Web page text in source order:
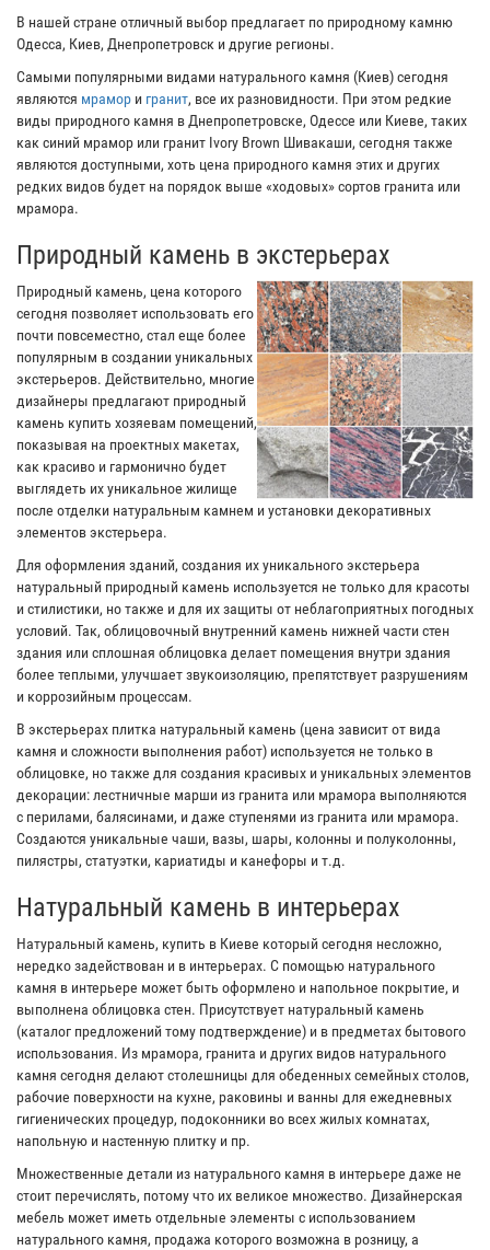
В нашей стране отличный выбор предлагает по природному камню
Одесса, Киев, Днепропетровск и другие регионы.
Самыми популярными видами натурального камня (Киев) сегодня
являются мрамор и гранит, все их разновидности. При этом редкие
виды природного камня в Днепропетровске, Одессе или Киеве, таких
как синий мрамор или гранит Ivory Brown Шивакаши, сегодня также
являются доступными, хоть цена природного камня этих и других
редких видов будет на порядок выше «ходовых» сортов гранита или
мрамора.
Природный камень в экстерьерах
Природный камень, цена которого
сегодня позволяет использовать его
почти повсеместно, стал еще более
популярным в создании уникальных
экстерьеров. Действительно, многие
дизайнеры предлагают природный
камень купить хозяевам помещений,
показывая на проектных макетах,
как красиво и гармонично будет
выглядеть их уникальное жилище
после отделки натуральным камнем и установки декоративных
элементов экстерьера.
Для оформления зданий, создания их уникального экстерьера
натуральный природный камень используется не только для красоты
и стилистики, но также и для их защиты от неблагоприятных погодных
условий. Так, облицовочный внутренний камень нижней части стен
здания или сплошная облицовка делает помещения внутри здания
более теплыми, улучшает звукоизоляцию, препятствует разрушениям
и коррозийным процессам.
В экстерьерах плитка натуральный камень (цена зависит от вида
камня и сложности выполнения работ) используется не только в
облицовке, но также для создания красивых и уникальных элементов
декорации: лестничные марши из гранита или мрамора выполняются
с перилами, балясинами, и даже ступенями из гранита или мрамора.
Создаются уникальные чаши, вазы, шары, колонны и полуколонны,
пилястры, статуэтки, кариатиды и канефоры и т.д.
Натуральный камень в интерьерах
Натуральный камень, купить в Киеве который сегодня несложно,
нередко задействован и в интерьерах. С помощью натурального
камня в интерьере может быть оформлено и напольное покрытие, и
выполнена облицовка стен. Присутствует натуральный камень
(каталог предложений тому подтверждение) и в предметах бытового
использования. Из мрамора, гранита и других видов натурального
камня сегодня делают столешницы для обеденных семейных столов,
рабочие поверхности на кухне, раковины и ванны для ежедневных
гигиенических процедур, подоконники во всех жилых комнатах,
напольную и настенную плитку и пр.
Множественные детали из натурального камня в интерьере даже не
стоит перечислять, потому что их великое множество. Дизайнерская
мебель может иметь отдельные элементы с использованием
натурального камня, продажа которого возможна в розницу, а